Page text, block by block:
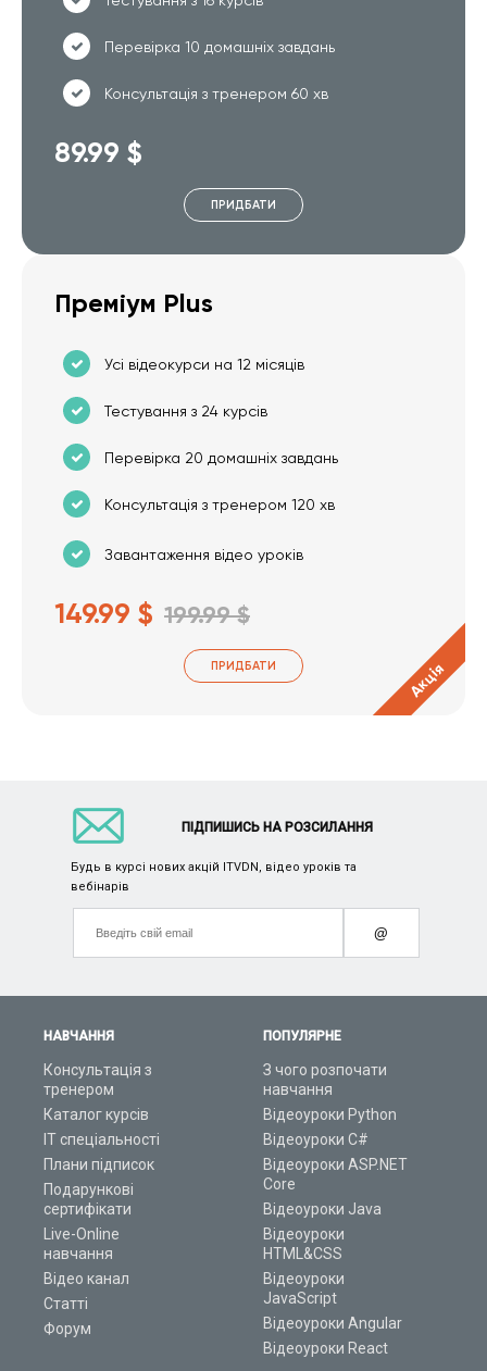
Перевірка 10 домашніх завдань
Консультація з тренером 60 хв
89.99 $
ПРИДБАТИ
Преміум Plus
Усі відеокурси на 12 місяців
Тестування з 24 курсів
Перевірка 20 домашніх завдань
Консультація з тренером 120 хв
Завантаження відео уроків
149.99 $ 199.99 $
ПРИДБАТИ Акція
НАВЧАННЯ
Консультація з
тренером
Каталог курсів
ІТ спеціальності
Плани підписок
Подарункові
сертифікати
Live-Online
навчання
Відео канал
Статті
Форум
ПОПУЛЯРНЕ
З чого розпочати
навчання
Відеоуроки Python
Відеоуроки C#
Відеоуроки ASP.NET
Core
Відеоуроки Java
Відеоуроки
HTML&CSS
Відеоуроки
JavaScript
Відеоуроки Angular
Відеоуроки React
ПІДПИШИСЬ НА РОЗСИЛАННЯ
Будь в курсі нових акцій ITVDN, відео уроків та
вебінарів
@